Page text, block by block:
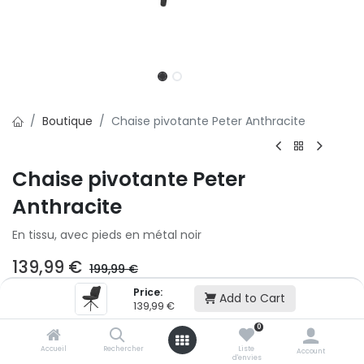
Price:
139,99 € Add to Cart
Accueil Rechercher
0
Liste
d'envies
Account
Boutique Chaise pivotante Peter Anthracite
Chaise pivotante Peter
Anthracite
En tissu, avec pieds en métal noir
139,99 € 199,99€
Ajouter au panier